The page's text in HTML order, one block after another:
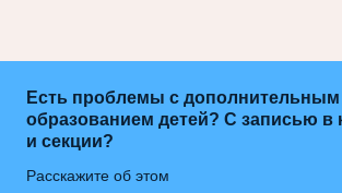
Есть проблемы с дополнительным
образованием детей? С записью в
и секции?
Расскажите об этом